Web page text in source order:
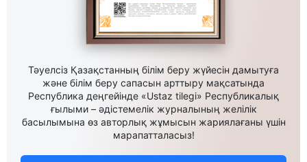
Тәуелсіз Қазақстанның білім беру жүйесін дамытуға
және білім беру сапасын арттыру мақсатында
Республика деңгейінде «Ustaz tilegi» Республикалық
ғылыми – әдістемелік журналының желілік
басылымына өз авторлық жұмысын жариялағаны үшін
марапатталасыз!